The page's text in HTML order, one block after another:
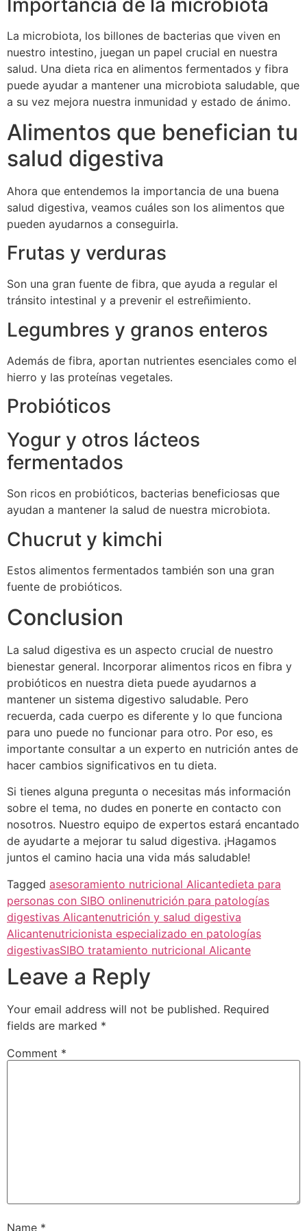
La microbiota, los billones de bacterias que viven en
nuestro intestino, juegan un papel crucial en nuestra
salud. Una dieta rica en alimentos fermentados y fibra
puede ayudar a mantener una microbiota saludable, que
a su vez mejora nuestra inmunidad y estado de ánimo.
Alimentos que benefician tu
salud digestiva
Ahora que entendemos la importancia de una buena
salud digestiva, veamos cuáles son los alimentos que
pueden ayudarnos a conseguirla.
Frutas y verduras
Son una gran fuente de fibra, que ayuda a regular el
tránsito intestinal y a prevenir el estreñimiento.
Legumbres y granos enteros
Además de fibra, aportan nutrientes esenciales como el
hierro y las proteínas vegetales.
Probióticos
Yogur y otros lácteos
fermentados
Son ricos en probióticos, bacterias beneficiosas que
ayudan a mantener la salud de nuestra microbiota.
Chucrut y kimchi
Estos alimentos fermentados también son una gran
fuente de probióticos.
Conclusion
La salud digestiva es un aspecto crucial de nuestro
bienestar general. Incorporar alimentos ricos en fibra y
probióticos en nuestra dieta puede ayudarnos a
mantener un sistema digestivo saludable. Pero
recuerda, cada cuerpo es diferente y lo que funciona
para uno puede no funcionar para otro. Por eso, es
importante consultar a un experto en nutrición antes de
hacer cambios significativos en tu dieta.
Si tienes alguna pregunta o necesitas más información
sobre el tema, no dudes en ponerte en contacto con
nosotros. Nuestro equipo de expertos estará encantado
de ayudarte a mejorar tu salud digestiva. ¡Hagamos
juntos el camino hacia una vida más saludable!
Tagged asesoramiento nutricional Alicantedieta para
personas con SIBO onlinenutrición para patologías
digestivas Alicantenutrición y salud digestiva
Alicantenutricionista especializado en patologías
digestivasSIBO tratamiento nutricional Alicante
Leave a Reply
Your email address will not be published. Required
fields are marked *
Comment *
Name *